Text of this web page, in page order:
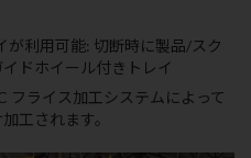
利用可能: 切断時に製品/スク
ドホイール付きトレイ
フライス加工システムによって
工されます。